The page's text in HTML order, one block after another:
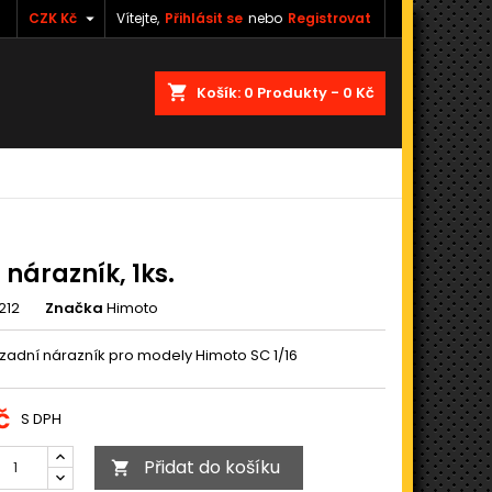
Vítejte, Přihlásit se nebo Registrovat
CZK Kč 
shopping_cart Košík: 0 Produkty - 0 Kč
1ks.
Značka Himoto
nárazník pro modely Himoto SC 1/16
S DPH
 Přidat do košíku